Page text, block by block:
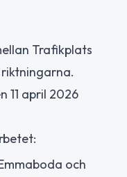
Trafikplats
11 april 2026
och